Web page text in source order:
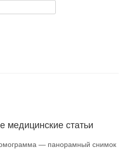
медицинские статьи
— панорамный снимок